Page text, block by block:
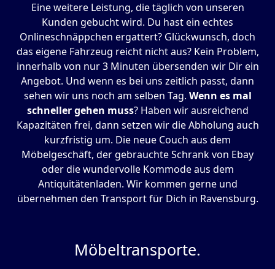
Eine weitere Leistung, die täglich von unseren
Kunden gebucht wird. Du hast ein echtes
Onlineschnäppchen ergattert? Glückwunsch, doch
das eigene Fahrzeug reicht nicht aus? Kein Problem,
innerhalb von nur 3 Minuten übersenden wir Dir ein
Angebot. Und wenn es bei uns zeitlich passt, dann
sehen wir uns noch am selben Tag. Wenn es mal
schneller gehen muss? Haben wir ausreichend
Kapazitäten frei, dann setzen wir die Abholung auch
kurzfristig um. Die neue Couch aus dem
Möbelgeschäft, der gebrauchte Schrank von Ebay
oder die wundervolle Kommode aus dem
Antiquitätenladen. Wir kommen gerne und
übernehmen den Transport für Dich in Ravensburg.
Möbeltransporte.